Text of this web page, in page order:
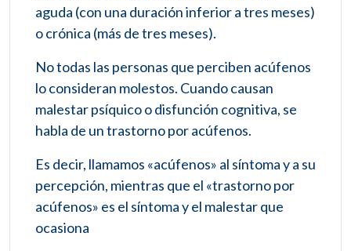
aguda (con una duración inferior a tres meses)
o crónica (más de tres meses).
No todas las personas que perciben acúfenos
lo consideran molestos. Cuando causan
malestar psíquico o disfunción cognitiva, se
habla de un trastorno por acúfenos.
Es decir, llamamos «acúfenos» al síntoma y a su
percepción, mientras que el «trastorno por
acúfenos» es el síntoma y el malestar que
ocasiona